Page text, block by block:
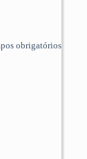
obrigatórios